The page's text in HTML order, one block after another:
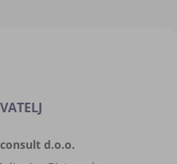
d.o.o.